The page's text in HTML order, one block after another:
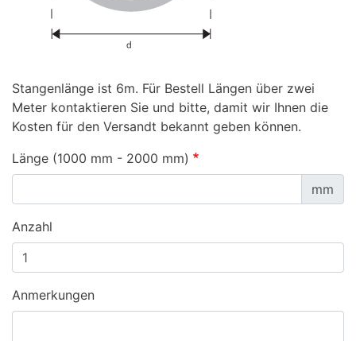
Stangenlänge ist 6m. Für Bestell Längen über zwei
Meter kontaktieren Sie und bitte, damit wir Ihnen die
Kosten für den Versandt bekannt geben können.
Länge (1000 mm - 2000 mm)
mm
Anzahl
Anmerkungen